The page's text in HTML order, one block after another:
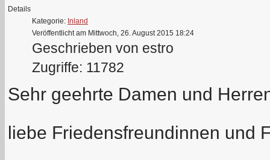
Details
Kategorie: Inland
Veröffentlicht am Mittwoch, 26. August 2015 18:24
Geschrieben von estro
Zugriffe: 11782
Sehr geehrte Damen und
liebe Friedensfreundinnen und